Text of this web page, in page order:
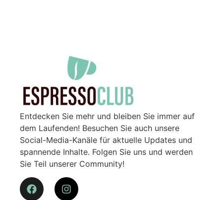
Entdecken Sie mehr und bleiben Sie immer auf
dem Laufenden! Besuchen Sie auch unsere
Social-Media-Kanäle für aktuelle Updates und
spannende Inhalte. Folgen Sie uns und werden
Sie Teil unserer Community!